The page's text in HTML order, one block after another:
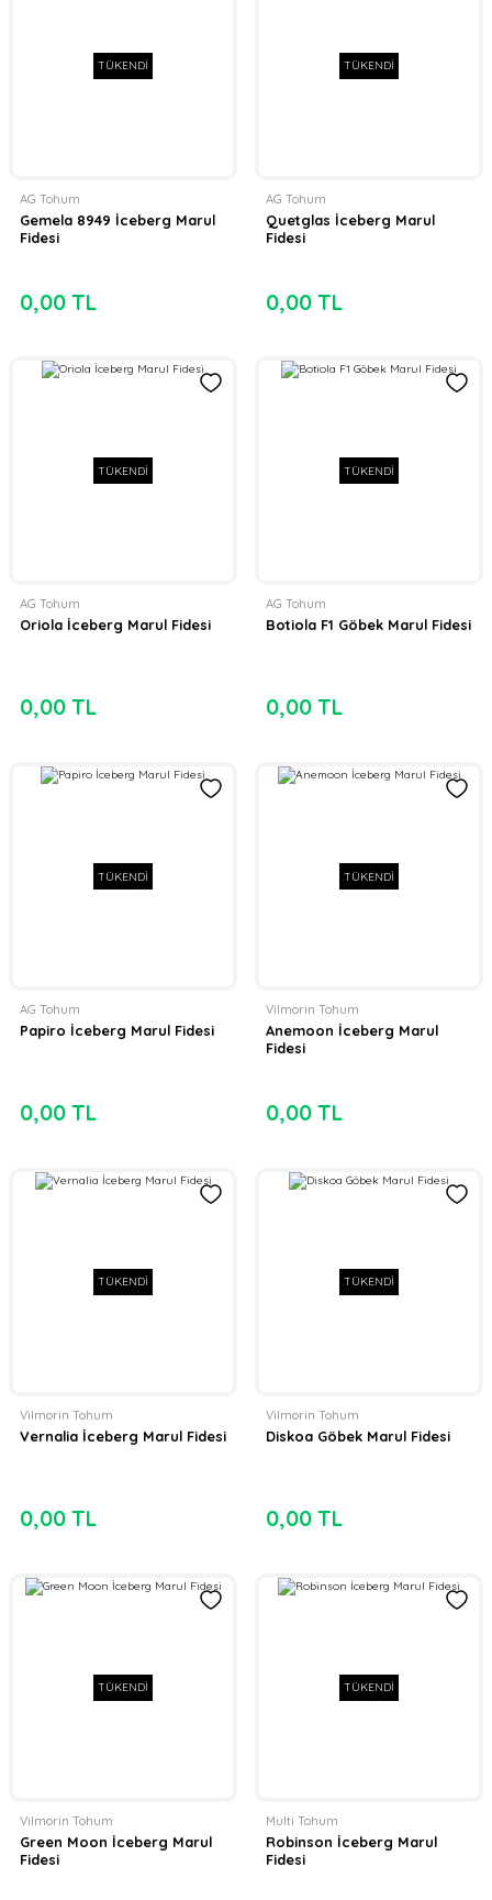
TÜKENDİ
AG Tohum
Gemela 8949 İceberg Marul
Fidesi
0,00 TL
TÜKENDİ
AG Tohum
Quetglas İceberg Marul
Fidesi
0,00 TL
TÜKENDİ
AG Tohum
Oriola İceberg Marul Fidesi
0,00 TL
TÜKENDİ
AG Tohum
Botiola F1 Göbek Marul Fidesi
0,00 TL
TÜKENDİ
AG Tohum
Papiro İceberg Marul Fidesi
0,00 TL
TÜKENDİ
Vilmorin Tohum
Anemoon İceberg Marul
Fidesi
0,00 TL
TÜKENDİ
Vilmorin Tohum
Vernalia İceberg Marul Fidesi
0,00 TL
TÜKENDİ
Vilmorin Tohum
Diskoa Göbek Marul Fidesi
0,00 TL
TÜKENDİ
Vilmorin Tohum
Green Moon İceberg Marul
Fidesi
TÜKENDİ
Multi Tohum
Robinson İceberg Marul
Fidesi